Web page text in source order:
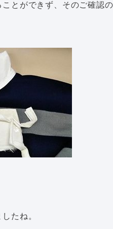
とができず、そのご確認
たね。